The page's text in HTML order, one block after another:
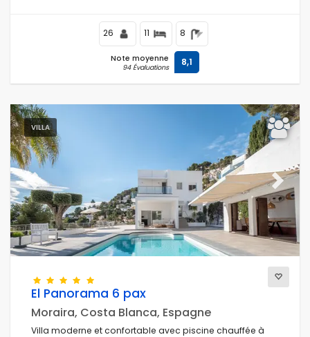
26 11 8
Note moyenne
94 Évaluations 8,1
VILLA
Previous Next
El Panorama 6 pax
Moraira, Costa Blanca, Espagne
Villa moderne et confortable avec piscine chauffée à